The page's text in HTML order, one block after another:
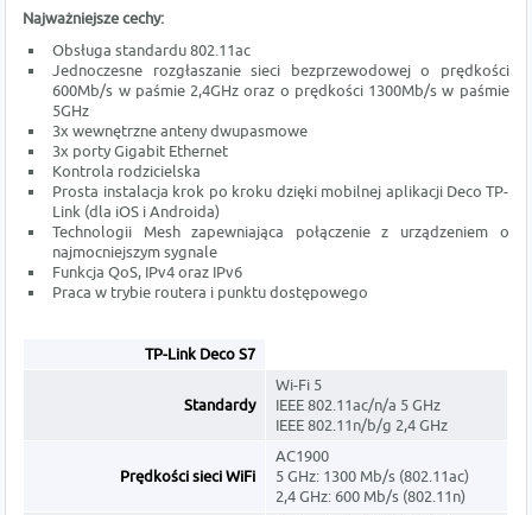
Najważniejsze cechy:
Obsługa standardu 802.11ac
Jednoczesne rozgłaszanie sieci bezprzewodowej o prędkości
600Mb/s w paśmie 2,4GHz oraz o prędkości 1300Mb/s w paśmie
5GHz
3x wewnętrzne anteny dwupasmowe
3x porty Gigabit Ethernet
Kontrola rodzicielska
Prosta instalacja krok po kroku dzięki mobilnej aplikacji Deco TP-
Link (dla iOS i Androida)
Technologii Mesh zapewniająca połączenie z urządzeniem o
najmocniejszym sygnale
Funkcja QoS, IPv4 oraz IPv6
Praca w trybie routera i punktu dostępowego
TP-Link Deco S7
Standardy
Wi-Fi 5
IEEE 802.11ac/n/a 5 GHz
IEEE 802.11n/b/g 2,4 GHz
Prędkości sieci WiFi
AC1900
5 GHz: 1300 Mb/s (802.11ac)
2,4 GHz: 600 Mb/s (802.11n)